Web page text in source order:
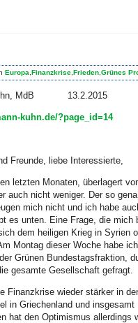
Europa Finanzkrise Frieden Grünes
Kuhn, MdB 13.2.2015
kuhn.de/?page_id=14
Freunde, liebe Interessierte,
letzten Monaten, überlagert
auch nicht weniger. Der so
mich nicht und ich habe
es unten. Eine Frage, die
dem heiligen Krieg in
Montag dieser Woche habe
Grünen Bundestagsfraktion,
gesamte Gesellschaft gefragt.
Finanzkrise wieder stärker in
in Griechenland und
hat den Optimismus